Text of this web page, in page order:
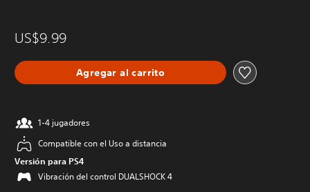
US$9.99
Agregar al carrito
1-4 jugadores
Compatible con el Uso a distancia
Versión para PS4
Vibración del control DUALSHOCK 4